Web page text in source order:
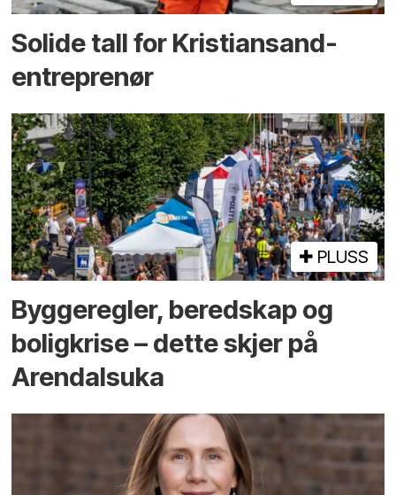
Solide tall for Kristiansand-
entreprenør
PLUSS
Bygge­regler, beredskap og
bolig­krise – dette skjer på
Arendals­uka